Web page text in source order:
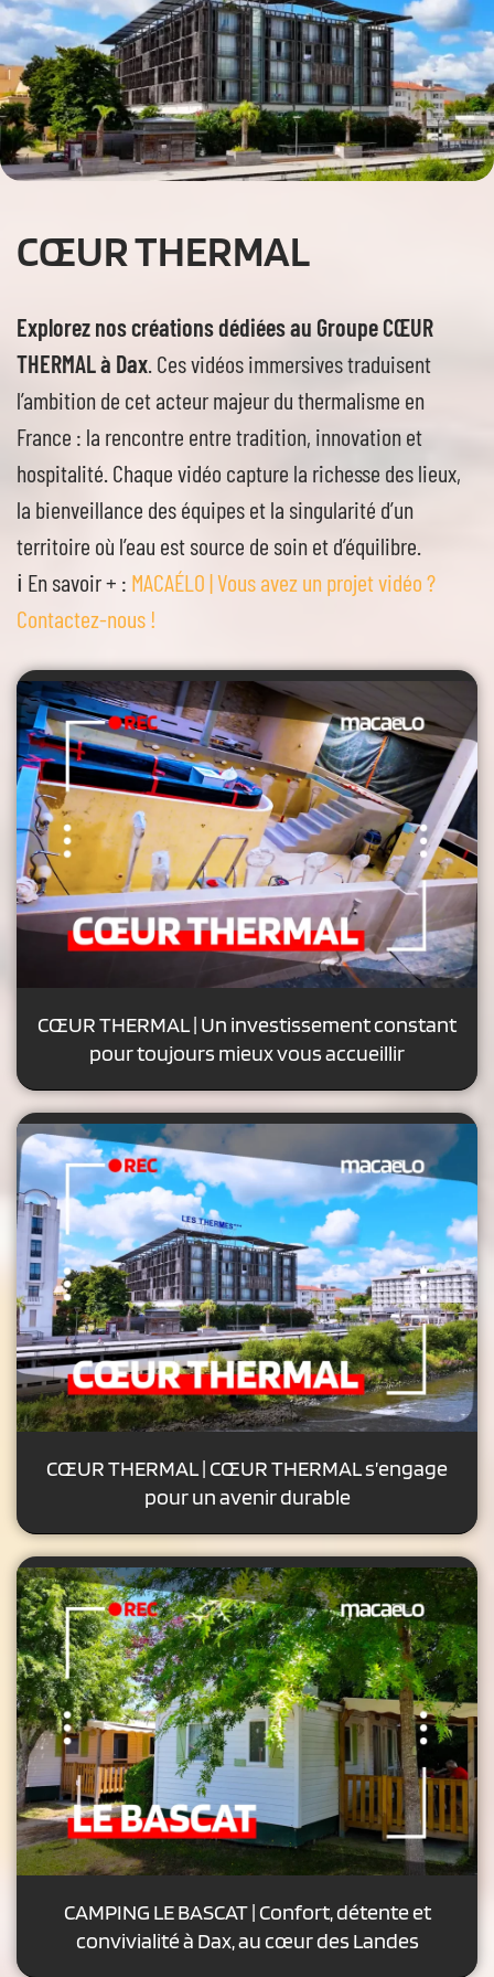
CŒUR THERMAL
Explorez nos créations dédiées au Groupe CŒUR
THERMAL à Dax . Ces vidéos immersives traduisent
l’ambition de cet acteur majeur du thermalisme en
France : la rencontre entre tradition, innovation et
hospitalité. Chaque vidéo capture la richesse des lieux,
la bienveillance des équipes et la singularité d’un
territoire où l’eau est source de soin et d’équilibre.
ℹ️ En savoir + : MACAÉLO | Vous avez un projet vidéo ?
Contactez-nous !
CŒUR THERMAL | Un investissement constant
pour toujours mieux vous accueillir
CŒUR THERMAL | CŒUR THERMAL s’engage
pour un avenir durable
CAMPING LE BASCAT | Confort, détente et
convivialité à Dax, au cœur des Landes